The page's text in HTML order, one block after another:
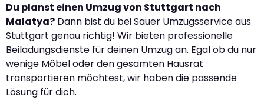
Du planst einen Umzug von Stuttgart nach
Malatya? Dann bist du bei Sauer Umzugsservice aus
Stuttgart genau richtig! Wir bieten professionelle
Beiladungsdienste für deinen Umzug an. Egal ob du nur
wenige Möbel oder den gesamten Hausrat
transportieren möchtest, wir haben die passende
Lösung für dich.